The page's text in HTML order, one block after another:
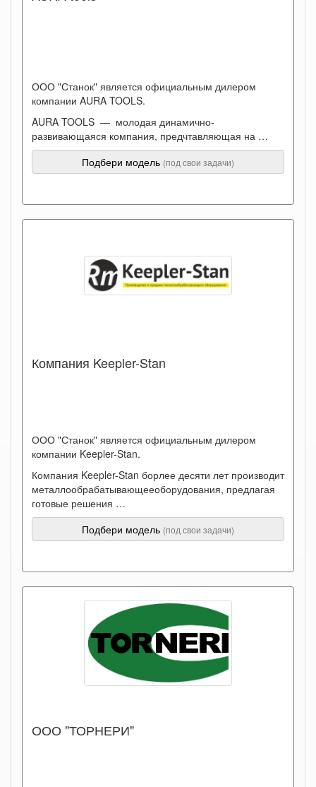
ООО "Станок" является официальным дилером
компании AURA TOOLS.
AURA TOOLS — молодая динамично-
развивающаяся компания, предчтавляющая на …
Подбери модель (под свои задачи)
Компания Keepler-Stan
ООО "Станок" является официальным дилером
компании Keepler-Stan.
Компания Keepler-Stan борлее десяти лет производит
металлообрабатывающееоборудования, предлагая
готовые решения …
Подбери модель (под свои задачи)
ООО "ТОРНЕРИ"